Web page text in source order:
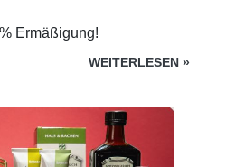
Ermäßigung!
WEITERLESEN »